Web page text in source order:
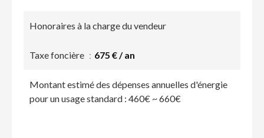
Honoraires à la charge du vendeur
Taxe foncière 675 € / an
Montant estimé des dépenses annuelles d'énergie
pour un usage standard : 460€ ~ 660€